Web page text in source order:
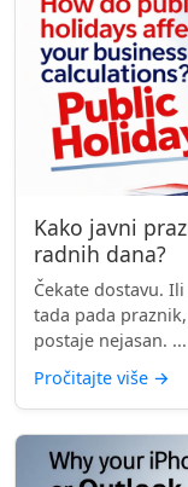
Kako javni
radnih dana?
Čekate dostavu.
tada pada
postaje nejasan. ...
Pročitajte više →